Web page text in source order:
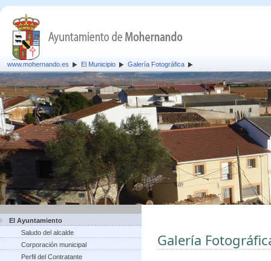
www.mohernando.es El Municipio Galería Fotográfica
El Ayuntamiento
Saludo del alcalde
Corporación municipal
Perfil del Contratante
Galería